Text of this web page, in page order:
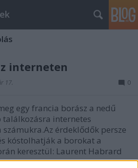
interneten
17. 0
egy francia borász a nedű
találkozásra internetes
érdeklődők persze
kóstolhatják a borokat a
keresztül: Laurent Habrard